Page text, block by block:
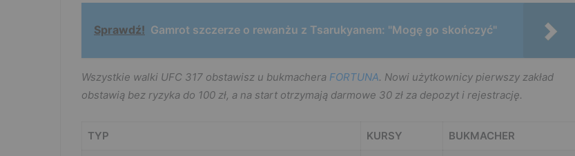
Sprawdź! Gamrot szczerze o rewanżu z Tsarukyanem: "Mogę go skończyć"
Wszystkie walki UFC 317 obstawisz u bukmachera FORTUNA. Nowi użytkownicy pierwszy zakład
obstawią bez ryzyka do 100 zł, a na start otrzymają darmowe 30 zł za depozyt i rejestrację.
TYP KURSY BUKMACHER